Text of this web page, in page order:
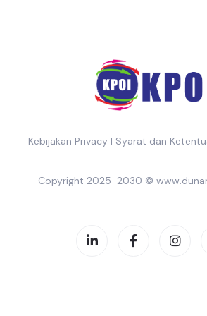
Kebijakan Privacy| Syarat dan
Copyright 2025-2030 ©